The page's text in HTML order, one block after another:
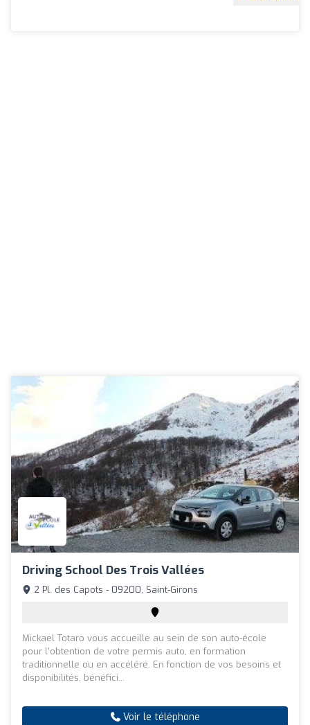
Driving School Des Trois Vallées
2 Pl. des Capots - 09200, Saint-Girons
Mickael Totaro vous accueille au sein de son auto-école
pour l'obtention de votre permis auto, en formation
traditionnelle ou en accéléré. En fonction de vos besoins et
disponibilités, bénéfici...
Voir le téléphone